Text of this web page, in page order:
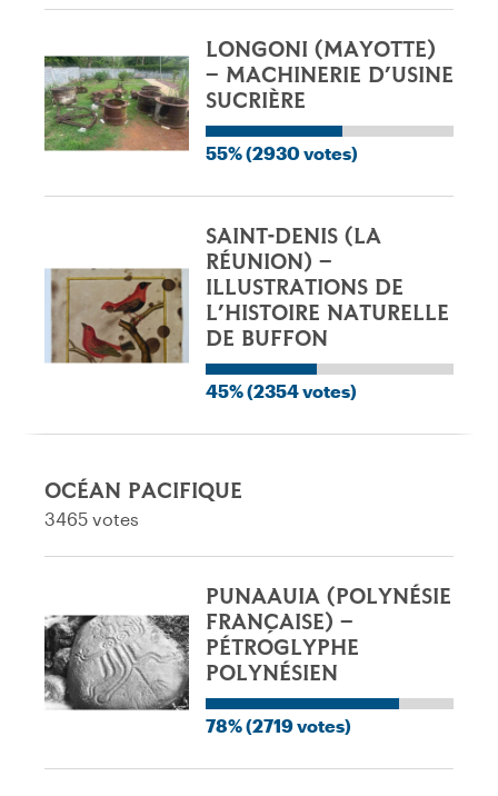
LONGONI (MAYOTTE)
– MACHINERIE D’USINE
SUCRIÈRE
55% (2930 votes)
SAINT-DENIS (LA
RÉUNION) –
ILLUSTRATIONS DE
L’HISTOIRE NATURELLE
DE BUFFON
45% (2354 votes)
OCÉAN PACIFIQUE
3465 votes
PUNAAUIA (POLYNÉSIE
FRANÇAISE) –
PÉTROGLYPHE
POLYNÉSIEN
78% (2719 votes)